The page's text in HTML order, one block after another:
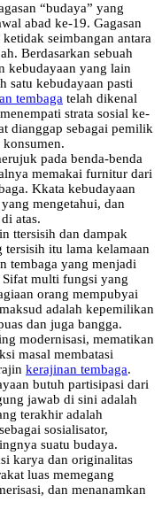
“budaya” yang
abad ke-19. Gagasan
seimbangan antara
Berdasarkan sebuah
kebudayaan yang lain
satu kebudayaan pasti
tembaga telah dikenal
strata sosial ke-
dianggap sebagai pemilik
pada benda-benda
memakai furnitur dari
Kkata kebudayaan
mengetahui, dan
atas.
ttersisih dan dampak
tersisih itu lama kelamaan
tembaga yang menjadi
Sifat multi fungsi yang
orang mempubyai
adalah kepemilikan
dan juga bangga.
modernisasi, mematikan
masal membatasi
kerajinan tembaga.
butuh partisipasi dari
jawab di sini adalah
terakhir adalah
sosialisator,
suatu budaya.
karya dan originalitas
luas memegang
dan menanamkan